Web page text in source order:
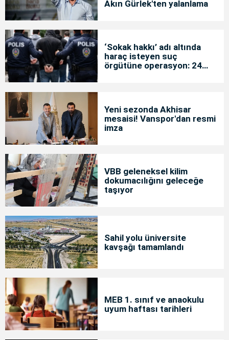
Akın Gürlek'ten yalanlama
‘Sokak hakkı’ adı altında
haraç isteyen suç
örgütüne operasyon: 24
Yeni sezonda Akhisar
mesaisi! Vanspor'dan resmi
imza
VBB geleneksel kilim
dokumacılığını geleceğe
taşıyor
Sahil yolu üniversite
kavşağı tamamlandı
MEB 1. sınıf ve anaokulu
uyum haftası tarihleri